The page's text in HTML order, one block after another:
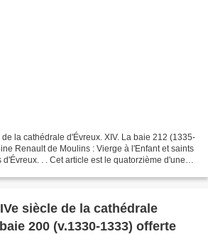
la cathédrale d'Évreux. XIV. La baie 212 (1335-
Renault de Moulins : Vierge à l'Enfant et saints
. . Cet article est le quatorzième d'une
siècle de la cathédrale
200 (v.1330-1333) offerte